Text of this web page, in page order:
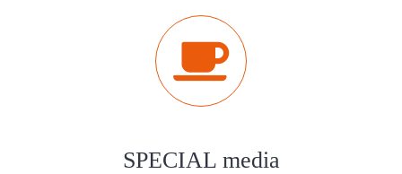
SPECIAL media